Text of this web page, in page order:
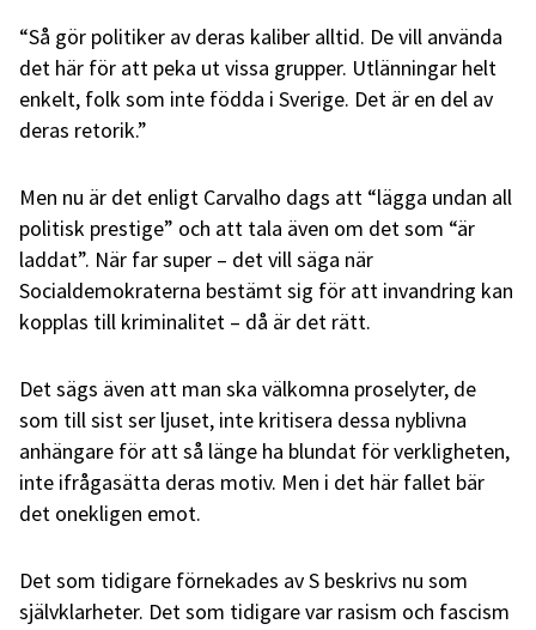
“Så gör politiker av deras kaliber alltid. De vill använda
det här för att peka ut vissa grupper. Utlänningar helt
enkelt, folk som inte födda i Sverige. Det är en del av
deras retorik.”
Men nu är det enligt Carvalho dags att “lägga undan all
politisk prestige” och att tala även om det som “är
laddat”. När far super – det vill säga när
Socialdemokraterna bestämt sig för att invandring kan
kopplas till kriminalitet – då är det rätt.
Det sägs även att man ska välkomna proselyter, de
som till sist ser ljuset, inte kritisera dessa nyblivna
anhängare för att så länge ha blundat för verkligheten,
inte ifrågasätta deras motiv. Men i det här fallet bär
det onekligen emot.
Det som tidigare förnekades av S beskrivs nu som
självklarheter. Det som tidigare var rasism och fascism